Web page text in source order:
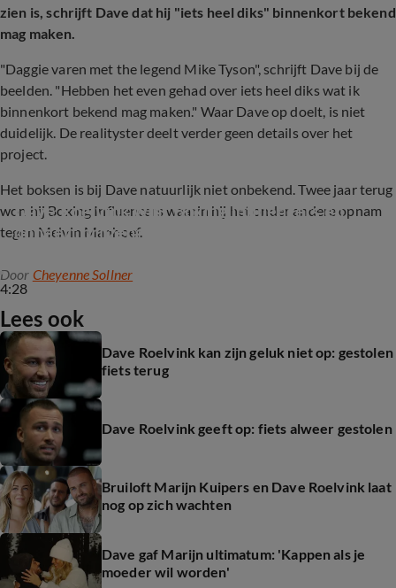
zien is, schrijft Dave dat hij "iets heel diks" binnenkort bekend
mag maken.
"Daggie varen met the legend Mike Tyson", schrijft Dave bij de
beelden. "Hebben het even gehad over iets heel diks wat ik
binnenkort bekend mag maken." Waar Dave op doelt, is niet
duidelijk. De realityster deelt verder geen details over het
project.
Het boksen is bij Dave natuurlijk niet onbekend. Twee jaar terug
won hij Boxing Influencers waarin hij het onder andere opnam
tegen Melvin Manhoef.
4:28
Dave Roelvink wint Boxing Influencers en
doneert prijzengeld aan Warchild!
Door Cheyenne Sollner
Lees ook
Dave Roelvink kan zijn geluk niet op: gestolen
fiets terug
Dave Roelvink geeft op: fiets alweer gestolen
Bruiloft Marijn Kuipers en Dave Roelvink laat
nog op zich wachten
Dave gaf Marijn ultimatum: 'Kappen als je
moeder wil worden'